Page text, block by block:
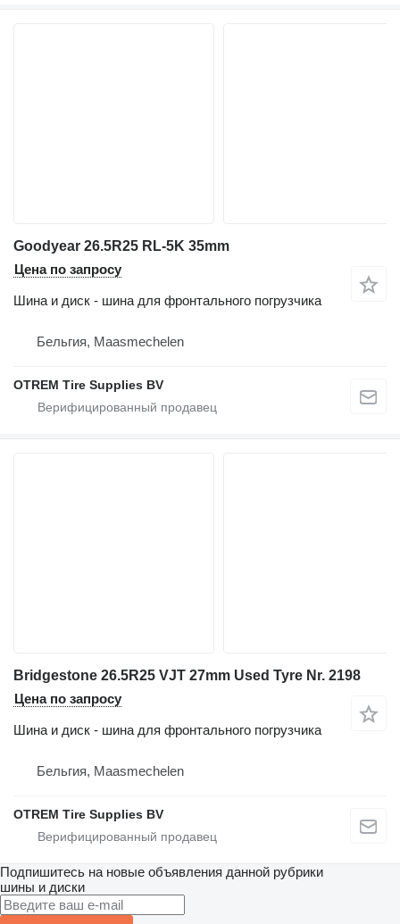
Goodyear 26.5R25 RL-5K 35mm
Цена по запросу
Шина и диск - шина для фронтального погрузчика
Бельгия, Maasmechelen
OTREM Tire Supplies BV
Bridgestone 26.5R25 VJT 27mm Used Tyre Nr. 2198
Цена по запросу
Шина и диск - шина для фронтального погрузчика
Бельгия, Maasmechelen
OTREM Tire Supplies BV
Подпишитесь на новые объявления данной рубрики
шины и диски